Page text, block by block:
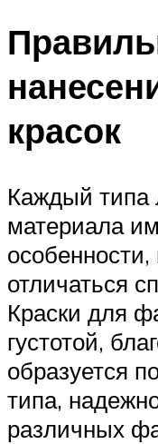
красок
Каждый типа
материала
отличаться
Краски для
густотой,
образуется
типа,
различных